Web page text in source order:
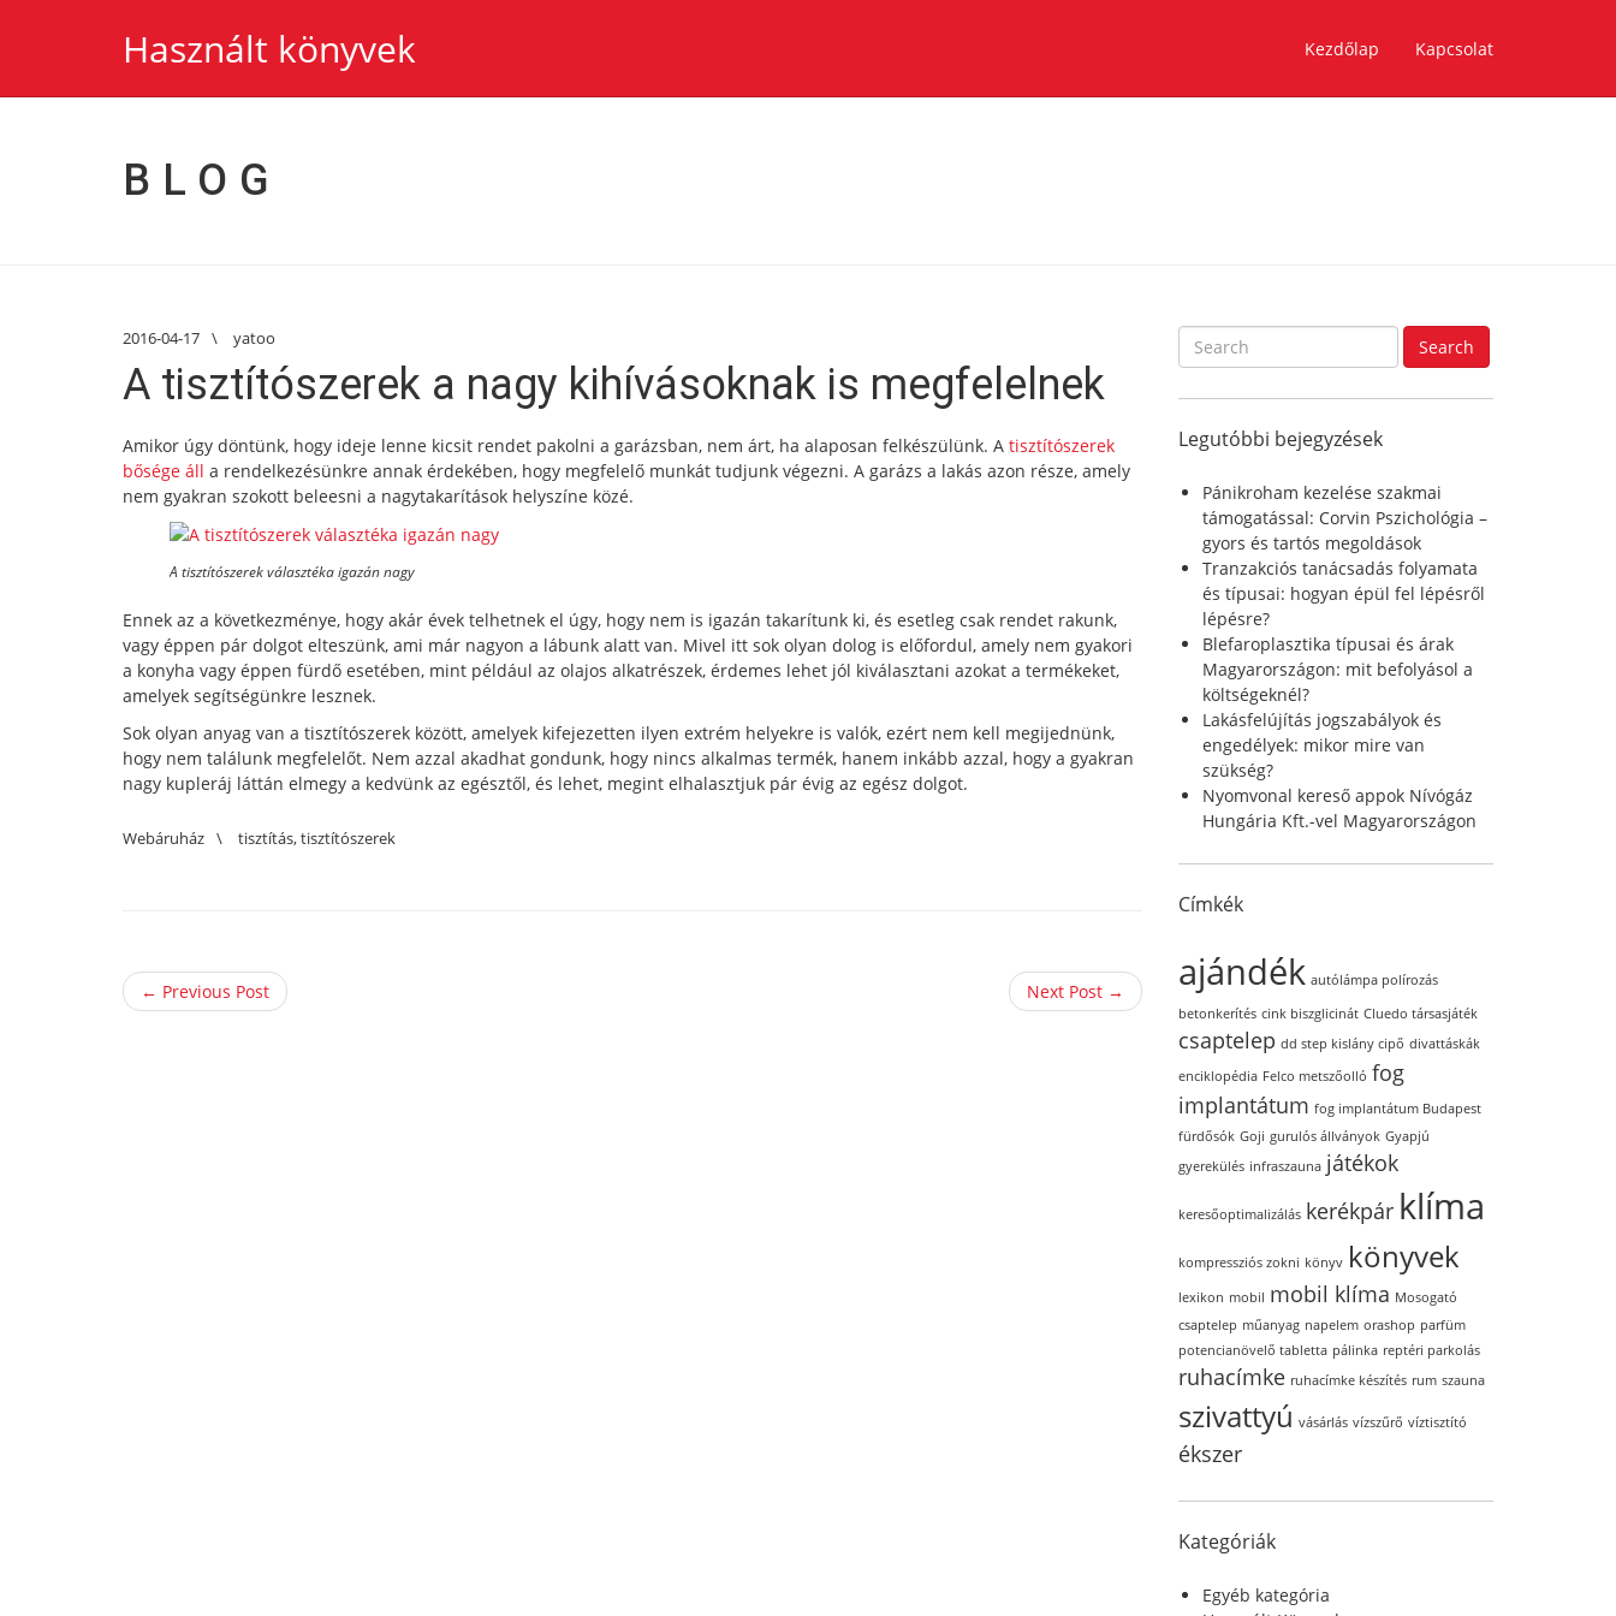
Használt könyvek Kezdőlap Kapcsolat
BLOG
2016-04-17 \ yatoo
A tisztítószerek a nagy kihívásoknak is megfelelnek
Amikor úgy döntünk, hogy ideje lenne kicsit rendet pakolni a garázsban, nem árt, ha alaposan felkészülünk. A tisztítószerek
bősége áll a rendelkezésünkre annak érdekében, hogy megfelelő munkát tudjunk végezni. A garázs a lakás azon része, amely
nem gyakran szokott beleesni a nagytakarítások helyszíne közé.
A tisztítószerek választéka igazán nagy
Ennek az a következménye, hogy akár évek telhetnek el úgy, hogy nem is igazán takarítunk ki, és esetleg csak rendet rakunk,
vagy éppen pár dolgot elteszünk, ami már nagyon a lábunk alatt van. Mivel itt sok olyan dolog is előfordul, amely nem gyakori
a konyha vagy éppen fürdő esetében, mint például az olajos alkatrészek, érdemes lehet jól kiválasztani azokat a termékeket,
amelyek segítségünkre lesznek.
Sok olyan anyag van a tisztítószerek között, amelyek kifejezetten ilyen extrém helyekre is valók, ezért nem kell megijednünk,
hogy nem találunk megfelelőt. Nem azzal akadhat gondunk, hogy nincs alkalmas termék, hanem inkább azzal, hogy a gyakran
nagy kupleráj láttán elmegy a kedvünk az egésztől, és lehet, megint elhalasztjuk pár évig az egész dolgot.
Webáruház \ tisztítás,tisztítószerek
← Previous Post Next Post →
S
e
c
f
Search
Legutóbbi bejegyzések
Pánikroham kezelése szakmai
támogatással: Corvin Pszichológia –
gyors és tartós megoldások
Tranzakciós tanácsadás folyamata
és típusai: hogyan épül fel lépésről
lépésre?
Blefaroplasztika típusai és árak
Magyarországon: mit befolyásol a
költségeknél?
Lakásfelújítás jogszabályok és
engedélyek: mikor mire van
szükség?
Nyomvonal kereső appok Nívógáz
Hungária Kft.-vel Magyarországon
Címkék
ajándék autólámpa polírozás
betonkerítés cink biszglicinát Cluedo társasjáték
csaptelep dd step kislány cipő divattáskák
enciklopédia Felco metszőolló fog
implantátum fog implantátum Budapest
fürdősók Goji gurulós állványok Gyapjú
gyerekülés infraszauna játékok
keresőoptimalizálás kerékpár klíma
kompressziós zokni könyv könyvek
lexikon mobil mobil klíma Mosogató
csaptelep műanyag napelem orashop parfüm
potencianövelő tabletta pálinka reptéri parkolás
ruhacímke ruhacímke készítés rum szauna
szivattyú vásárlás vízszűrő víztisztító
ékszer
Kategóriák
Egyéb kategória